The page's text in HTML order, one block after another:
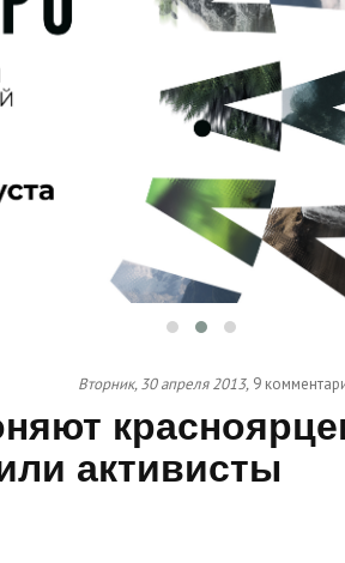
Вторник, 30 апреля 2013, 9
активисты